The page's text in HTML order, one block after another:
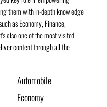
them with in-depth knowledge
as Economy, Finance,
also one of the most visited
content through all the
Automobile
Economy